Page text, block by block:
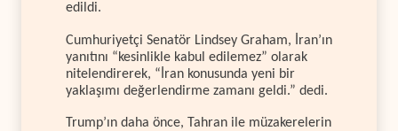
edildi.
Cumhuriyetçi Senatör Lindsey Graham, İran’ın
yanıtını “kesinlikle kabul edilemez” olarak
nitelendirerek, “İran konusunda yeni bir
yaklaşımı değerlendirme zamanı geldi.” dedi.
Trump’ın daha önce, Tahran ile müzakerelerin